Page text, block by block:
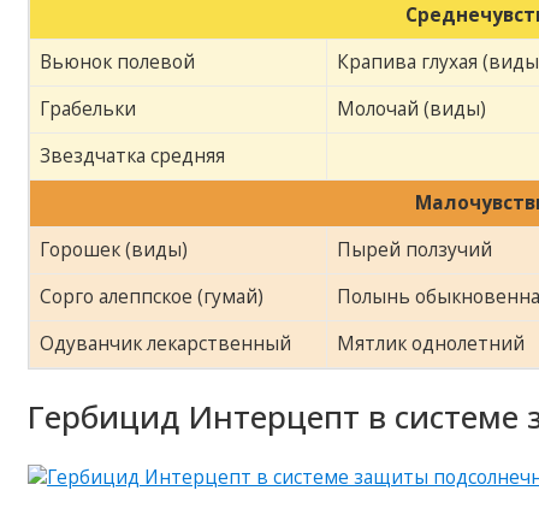
Вьюнок полевой
Крапива глухая
Грабельки
Молочай (виды)
Звездчатка средняя
Горошек (виды)
Пырей ползучий
Сорго алеппское (гумай)
Полынь
Одуванчик лекарственный
Мятлик однолетний
Гербицид Интерцепт в